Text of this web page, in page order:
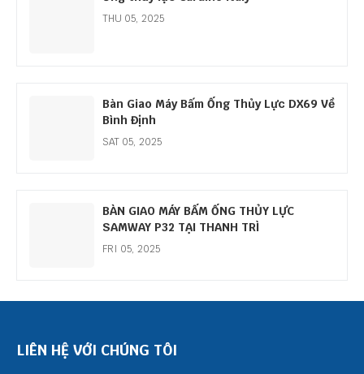
THU 05, 2025
Bàn Giao Máy Bấm Ống Thủy Lực DX69 Về
Bình Định
SAT 05, 2025
BÀN GIAO MÁY BẤM ỐNG THỦY LỰC
SAMWAY P32 TẠI THANH TRÌ
FRI 05, 2025
LIÊN HỆ VỚI CHÚNG TÔI